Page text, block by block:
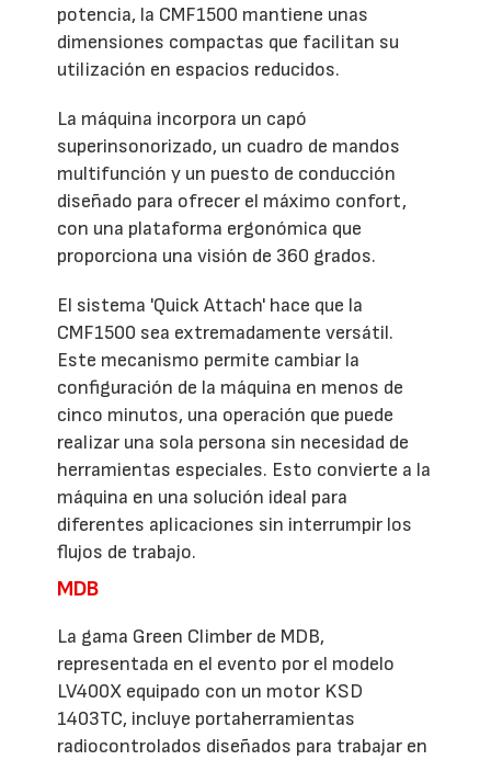
potencia, la CMF1500 mantiene unas
dimensiones compactas que facilitan su
utilización en espacios reducidos.
La máquina incorpora un capó
superinsonorizado, un cuadro de mandos
multifunción y un puesto de conducción
diseñado para ofrecer el máximo confort,
con una plataforma ergonómica que
proporciona una visión de 360 grados.
El sistema 'Quick Attach' hace que la
CMF1500 sea extremadamente versátil.
Este mecanismo permite cambiar la
configuración de la máquina en menos de
cinco minutos, una operación que puede
realizar una sola persona sin necesidad de
herramientas especiales. Esto convierte a la
máquina en una solución ideal para
diferentes aplicaciones sin interrumpir los
flujos de trabajo.
MDB
La gama Green Climber de MDB,
representada en el evento por el modelo
LV400X equipado con un motor KSD
1403TC, incluye portaherramientas
radiocontrolados diseñados para trabajar en